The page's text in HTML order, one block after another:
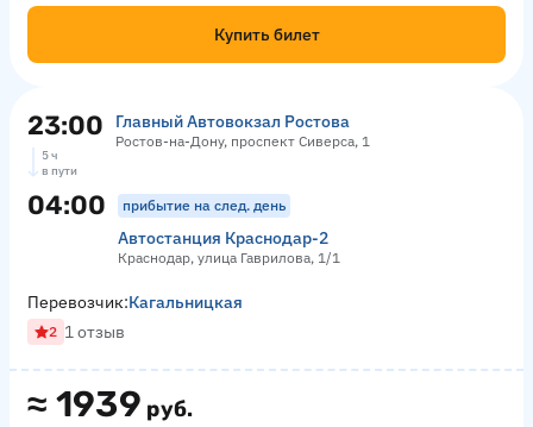
Купить билет
23:00 Главный Автовокзал Ростова
Ростов-на-Дону, проспект Сиверса, 1
5 ч
в пути
04:00 прибытие на след. день
Автостанция Краснодар-2
Краснодар, улица Гаврилова, 1/1
≈ 1939 руб.
Перевозчик:Кагальницкая
2 1 отзыв